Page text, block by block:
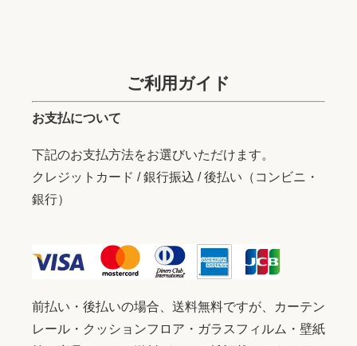
ご利用ガイド
お支払について
下記のお支払方法をお選びいただけます。
クレジットカード / 銀行振込 / 後払い（コンビニ・
銀行）
前払い・後払いの場合、送料無料ですが、カーテン
レール・クッションフロア・ガラスフィルム・壁紙